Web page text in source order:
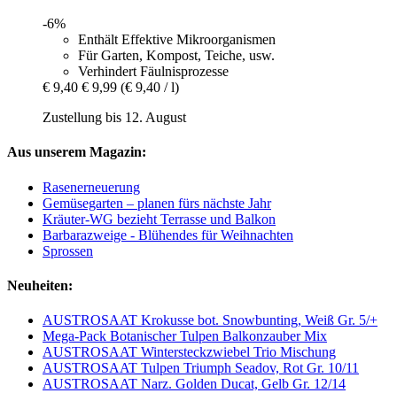
-6%
Enthält Effektive Mikroorganismen
Für Garten, Kompost, Teiche, usw.
Verhindert Fäulnisprozesse
€ 9,40 € 9,99 (€ 9,40 / l)
Zustellung bis 12. August
Aus unserem Magazin:
Rasenerneuerung
Gemüsegarten – planen fürs nächste Jahr
Kräuter-WG bezieht Terrasse und Balkon
Barbarazweige - Blühendes für Weihnachten
Sprossen
Neuheiten:
AUSTROSAAT Krokusse bot. Snowbunting, Weiß Gr. 5/+
Mega-Pack Botanischer Tulpen Balkonzauber Mix
AUSTROSAAT Wintersteckzwiebel Trio Mischung
AUSTROSAAT Tulpen Triumph Seadov, Rot Gr. 10/11
AUSTROSAAT Narz. Golden Ducat, Gelb Gr. 12/14